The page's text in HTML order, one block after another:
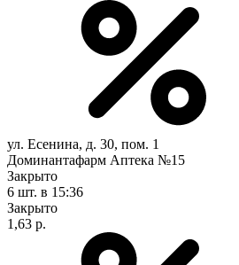
ул. Есенина, д. 30, пом. 1
Доминантафарм Аптека №15
Закрыто
6 шт. в 15:36
Закрыто
1,63 р.